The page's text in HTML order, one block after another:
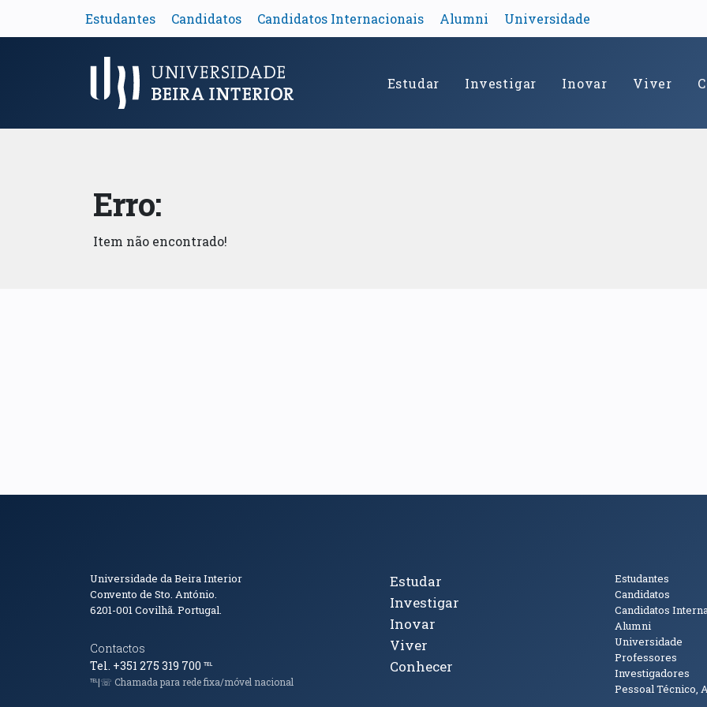
Estudantes Candidatos Candidatos Internacionais Alumni Universidade
Menu Principal Estudar Investigar Inovar Viver
Erro:
Item não encontrado!
Informações de Contacto
Universidade da Beira Interior
Convento de Sto. António.
6201-001Covilhã. Portugal.
Contactos
Tel. +351 275 319 700 ℡
℡|☏ Chamada para rede fixa/móvel nacional
Tópicos Principais
Estudar
Investigar
Inovar
Viver
Conhecer
Públicos
Estudantes
Candidatos
Candidatos
Alumni
Universidade
Professores
Investigadores
Pessoal Técnico,